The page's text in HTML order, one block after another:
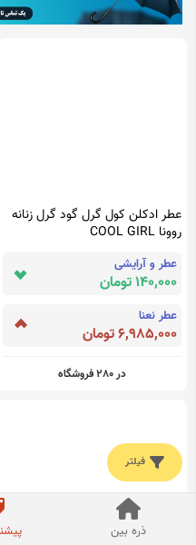
عطر ادکلن کول گرل گود گرل زنانه
روونا COOL GIRL
عطر و آرایشی
140,000 تومان
عطر نعنا
6,985,000 تومان
در 280 فروشگاه
فیلتر
ذره بین